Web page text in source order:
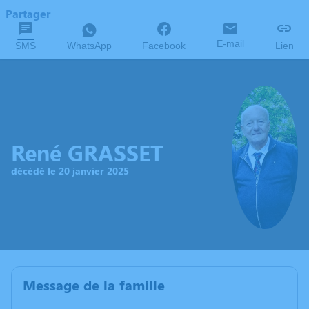
Partager
SMS WhatsApp Facebook E-mail Lien
René GRASSET
décédé le 20 janvier 2025
Message de la famille